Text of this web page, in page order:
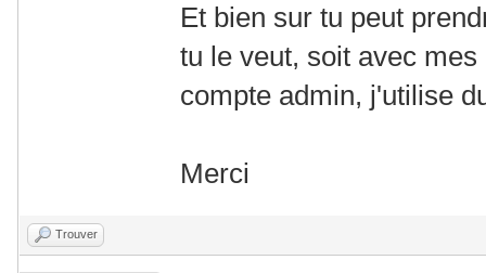
Et bien sur tu peut
tu le veut, soit avec
compte admin, j'utilise
Merci
Trouver